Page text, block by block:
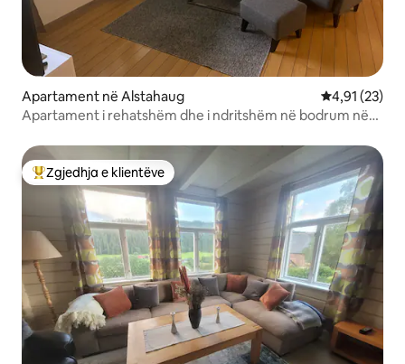
Apartament në Alstahaug Vlerësimi
4,91 (23)
Apartament i rehatshëm dhe i ndritshëm në bodrum në
Më të mirat e zgjedhjeve të klientëve
Zgjedhja e klientëve